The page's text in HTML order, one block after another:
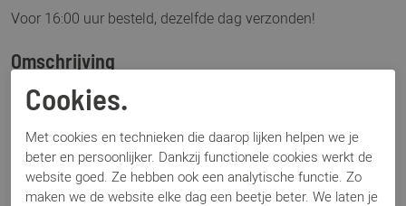
Voor 16:00 uur besteld, dezelfde dag verzonden!
Omschrijving
Billy Lou blauw grijs: een elegante en veelzijdige sneaker
van Nubikk uitgevoerd in een zachte blauw grijze tint met
mooie details. De Billy Lou wordt geleverd met stijlvolle
dubbele veters. Een tijdloze must-have die je moeiteloos
kunt combineren met diverse outfits.
Cookies.
Met cookies en technieken die daarop lijken helpen we je
beter en persoonlijker. Dankzij functionele cookies werkt de
website goed. Ze hebben ook een analytische functie. Zo
maken we de website elke dag een beetje beter. We laten je